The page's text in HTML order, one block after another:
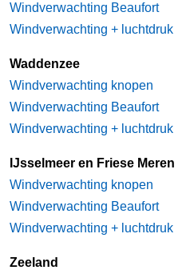
Windverwachting Beaufort
Windverwachting + luchtdruk
Waddenzee
Windverwachting knopen
Windverwachting Beaufort
Windverwachting + luchtdruk
IJsselmeer en Friese Meren
Windverwachting knopen
Windverwachting Beaufort
Windverwachting + luchtdruk
Zeeland